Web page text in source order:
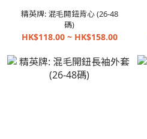
精英牌: 混毛開鈕背心 (26-48
碼)
HK$118.00 ~ HK$158.00